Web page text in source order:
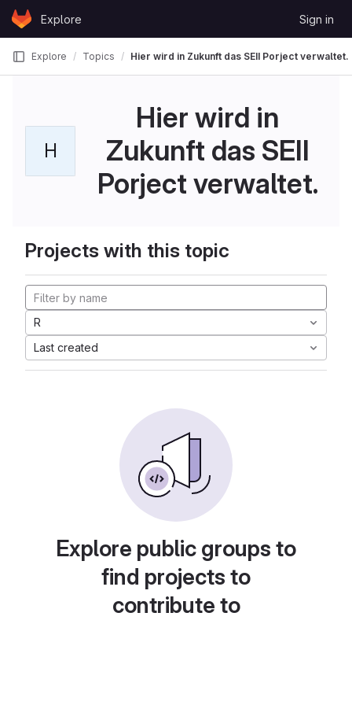
Skip to content
GitLabExplore Sign in
Explore Topics Hier wird in Zukunft das SEII Porject verwaltet.
H
Hier wird in
Zukunft das SEII
Porject verwaltet.
Projects with this topic
R
Last created
Explore public groups to
find projects to
contribute to